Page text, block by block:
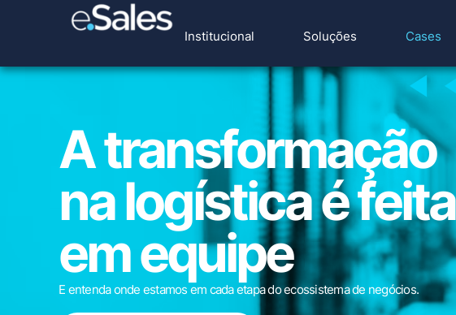
Institucional Soluções Cases
A transformação
na logística é feita
em equipe
E entenda onde estamos em cada etapa do ecossistema de negócios.